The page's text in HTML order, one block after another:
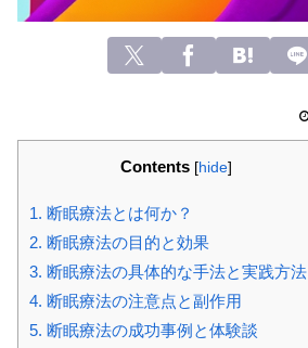
Contents [hide]
1. 断眠療法とは何か？
2. 断眠療法の目的と効果
3. 断眠療法の具体的な手法と実践方法
4. 断眠療法の注意点と副作用
5. 断眠療法の成功事例と体験談